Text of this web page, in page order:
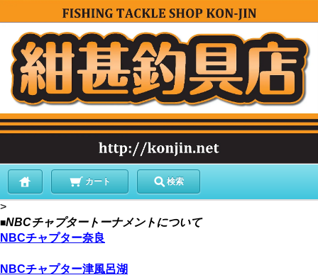
カート 検索
>
■NBCチャプタートーナメントについて
NBCチャプター奈良
NBCチャプター津風呂湖